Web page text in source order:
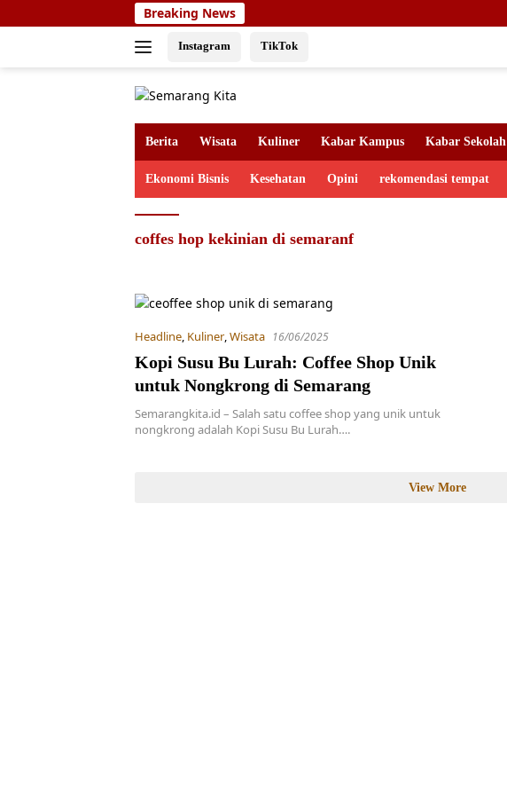
to
Breaking News
Instagram TikTok
Berita Wisata Kuliner Kabar Kampus Kabar Sekolah
Ekonomi Bisnis Kesehatan Opini rekomendasi tempat
coffes hop kekinian di semaranf
Headline, Kuliner,Wisata 16/06/2025
Kopi Susu Bu Lurah: Coffee Shop Unik
untuk Nongkrong di Semarang
Semarangkita.id – Salah satu coffee shop yang unik untuk
nongkrong adalah Kopi Susu Bu Lurah….
View More